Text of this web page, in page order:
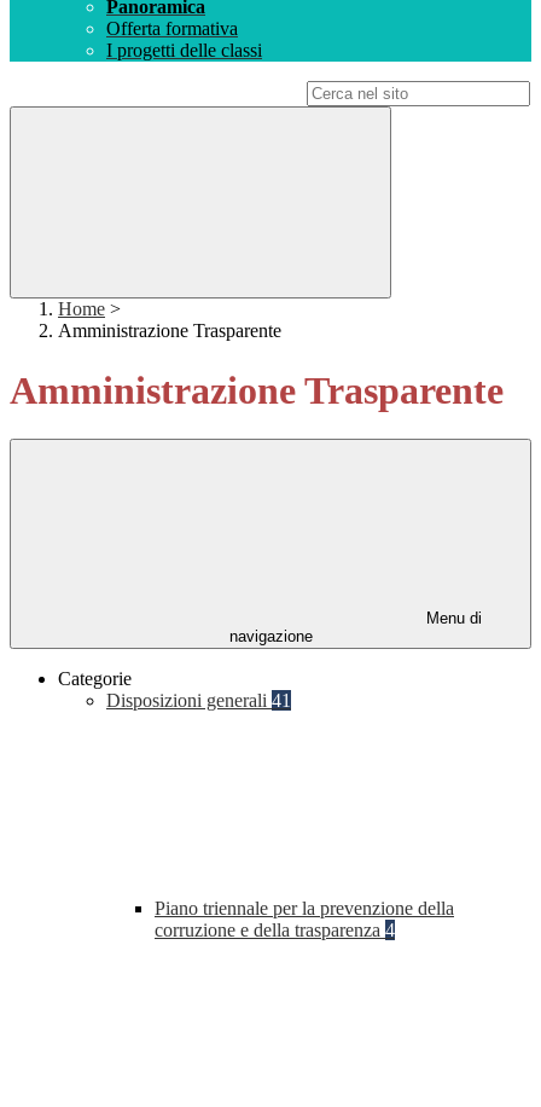
Panoramica
Offerta formativa
I progetti delle classi
Home >
Amministrazione Trasparente
Amministrazione Trasparente
Menu di
navigazione
Categorie
Disposizioni generali 41
Piano triennale per la prevenzione della
corruzione e della trasparenza 4